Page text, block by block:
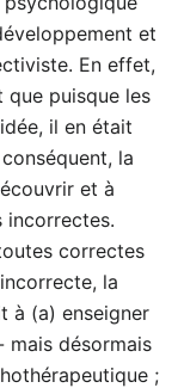
et
En effet,
puisque les
il en était
la
et à
incorrectes.
correctes
la
à (a) enseigner
mais désormais
;